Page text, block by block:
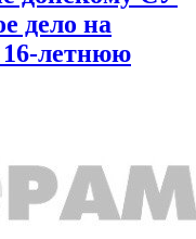
дело на
летнюю